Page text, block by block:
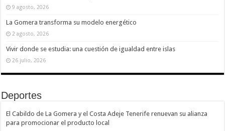
9 agosto, 2026
La Gomera transforma su modelo energético
2 agosto, 2026
Vivir donde se estudia: una cuestión de igualdad entre islas
26 julio, 2026
Deportes
El Cabildo de La Gomera y el Costa Adeje Tenerife renuevan su alianza
para promocionar el producto local